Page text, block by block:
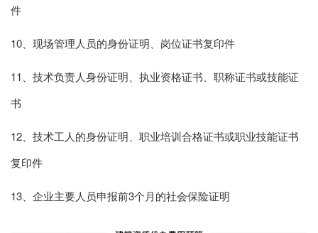
件
10、现场管理人员的身份证明、岗位证书复印件
11、技术负责人身份证明、执业资格证书、职称证书或技能证
书
12、技术工人的身份证明、职业培训合格证书或职业技能证书
复印件
13、企业主要人员申报前3个月的社会保险证明